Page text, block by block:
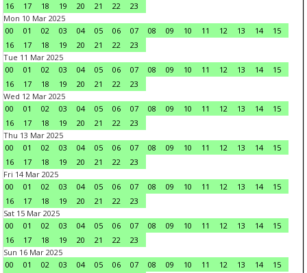
16
17 18 19 20 21 22
23
Mon 10 Mar 2025
00
01 02 03 04 05 06 07 08 09 10 11 12 13 14
15
16
17 18 19 20 21 22
23
Tue 11 Mar 2025
00
01 02 03 04 05 06 07 08 09 10 11 12 13 14
15
16
17 18 19 20 21 22
23
Wed 12 Mar 2025
00
01 02 03 04 05 06 07 08 09 10 11 12 13 14
15
16
17 18 19 20 21 22
23
Thu 13 Mar 2025
00
01 02 03 04 05 06 07 08 09 10 11 12 13 14
15
16
17 18 19 20 21 22
23
Fri 14 Mar 2025
00
01 02 03 04 05 06 07 08 09 10 11 12 13 14
15
16
17 18 19 20 21 22
23
Sat 15 Mar 2025
00
01 02 03 04 05 06 07 08 09 10 11 12 13 14
15
16
17 18 19 20 21 22
23
Sun 16 Mar 2025
00
01 02 03 04 05 06 07 08 09 10 11 12 13 14
15